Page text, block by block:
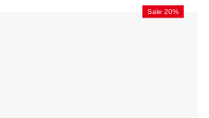
Sale 20%